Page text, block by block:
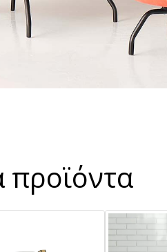
προϊόντα